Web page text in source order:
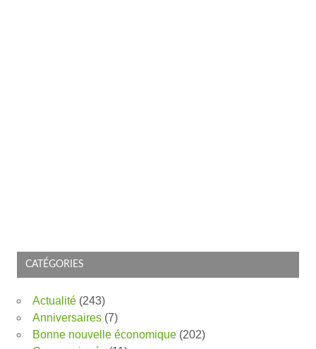
CATÉGORIES
Actualité (243)
Anniversaires (7)
Bonne nouvelle économique (202)